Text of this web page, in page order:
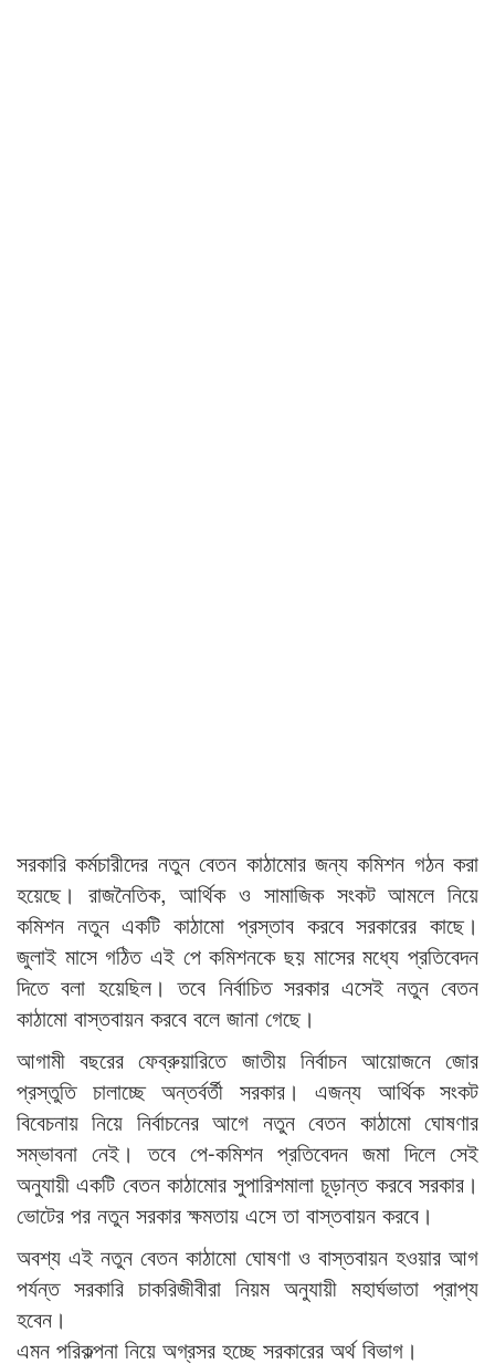
সরকারি কর্মচারীদের নতুন বেতন কাঠামোর জন্য কমিশন গঠন করা
হয়েছে। রাজনৈতিক, আর্থিক ও সামাজিক সংকট আমলে নিয়ে
কমিশন নতুন একটি কাঠামো প্রস্তাব করবে সরকারের কাছে।
জুলাই মাসে গঠিত এই পে কমিশনকে ছয় মাসের মধ্যে প্রতিবেদন
দিতে বলা হয়েছিল। তবে নির্বাচিত সরকার এসেই নতুন বেতন
কাঠামো বাস্তবায়ন করবে বলে জানা গেছে।
আগামী বছরের ফেব্রুয়ারিতে জাতীয় নির্বাচন আয়োজনে জোর
প্রস্তুতি চালাচ্ছে অন্তর্বর্তী সরকার। এজন্য আর্থিক সংকট
বিবেচনায় নিয়ে নির্বাচনের আগে নতুন বেতন কাঠামো ঘোষণার
সম্ভাবনা নেই। তবে পে-কমিশন প্রতিবেদন জমা দিলে সেই
অনুযায়ী একটি বেতন কাঠামোর সুপারিশমালা চূড়ান্ত করবে সরকার।
ভোটের পর নতুন সরকার ক্ষমতায় এসে তা বাস্তবায়ন করবে।
অবশ্য এই নতুন বেতন কাঠামো ঘোষণা ও বাস্তবায়ন হওয়ার আগ
পর্যন্ত সরকারি চাকরিজীবীরা নিয়ম অনুযায়ী মহার্ঘভাতা প্রাপ্য
হবেন।
এমন পরিকল্পনা নিয়ে অগ্রসর হচ্ছে সরকারের অর্থ বিভাগ।